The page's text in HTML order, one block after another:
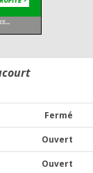
Fermé
Ouvert
Ouvert